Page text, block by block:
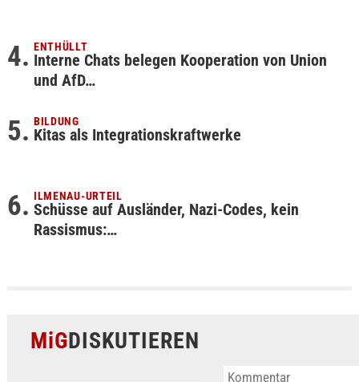
ENTHÜLLT
Interne Chats belegen Kooperation von Union
und AfD…
BILDUNG
Kitas als Integrationskraftwerke
ILMENAU-URTEIL
Schüsse auf Ausländer, Nazi-Codes, kein
Rassismus:…
MiGDISKUTIEREN